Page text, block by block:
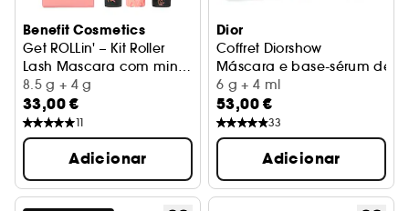
Benefit Cosmetics
Get ROLLin' – Kit Roller
Lash Mascara com mini
de oferta
8.5 g + 4 g
33,00 €
11
Adicionar
Dior
Coffret Diorshow
Máscara e base-sérum de
6 g + 4 ml
53,00 €
33
Adicionar